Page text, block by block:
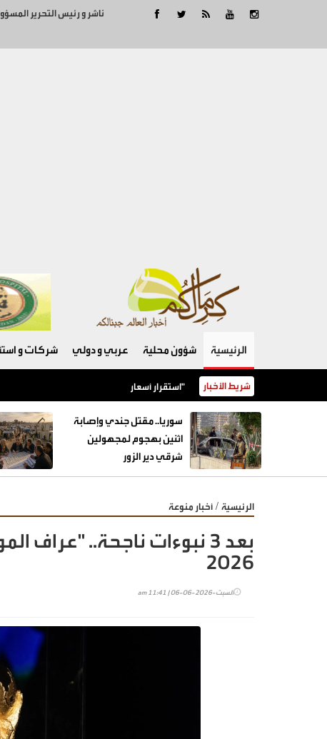
ناشر و رئيس التحرير
الرئيسية شؤون محلية عربي و دولي شركات و
شريط الأخبار استقرار أسعار أصناف عديدة من الخضار مع ورود كميات وافرة إلى "السوق المركزي"
سوريا.. مقتل جندي وإصابة
اثنين بهجوم لمجهولين
شرقي دير الزور
الرئيسية / أخبار منوعة
بعد 3 نبوءات ناجحة.. "عراف
2026
السبت-2026-06-06 | 11:41 am